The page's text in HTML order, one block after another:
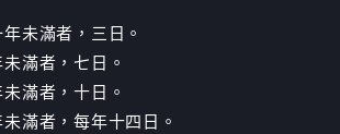
未滿者，三日。
滿者，七日。
滿者，十日。
滿者，每年十四日。